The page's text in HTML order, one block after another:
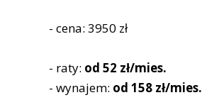
- cena: 3950 zł
- raty: od 52 zł/mies.
- wynajem: od 158 zł/mies.